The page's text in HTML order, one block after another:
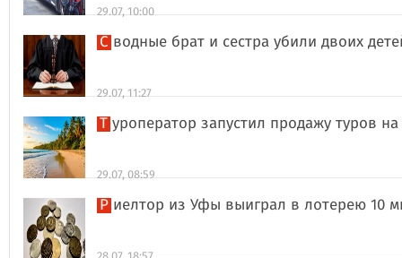
29.07, 10:00
Сводные брат и сестра убили двоих
29.07, 11:27
Туроператор запустил продажу туров
29.07, 08:59
Риелтор из Уфы выиграл в лотерею 10